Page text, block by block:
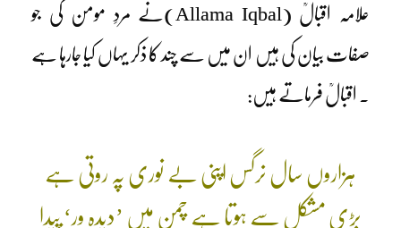
علامہ اقبالؒ (Allama Iqbal)نے مردِ مومن کی جو
صفات بیان کی ہیں ان میں سے چند کا ذکر یہاں کیا جارہا ہے
۔ اقبالؒ فرماتے ہیں:
ہزاروں سال نرگس اپنی بے نوری پہ روتی ہے
بڑی مشکل سے ہوتا ہے چمن میں ’دیدہ ور‘ پیدا